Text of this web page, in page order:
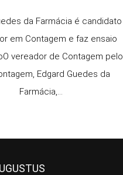
da Farmácia é candidato
em Contagem e faz ensaio
vereador de Contagem pelo
Edgard Guedes da
Farmácia,...